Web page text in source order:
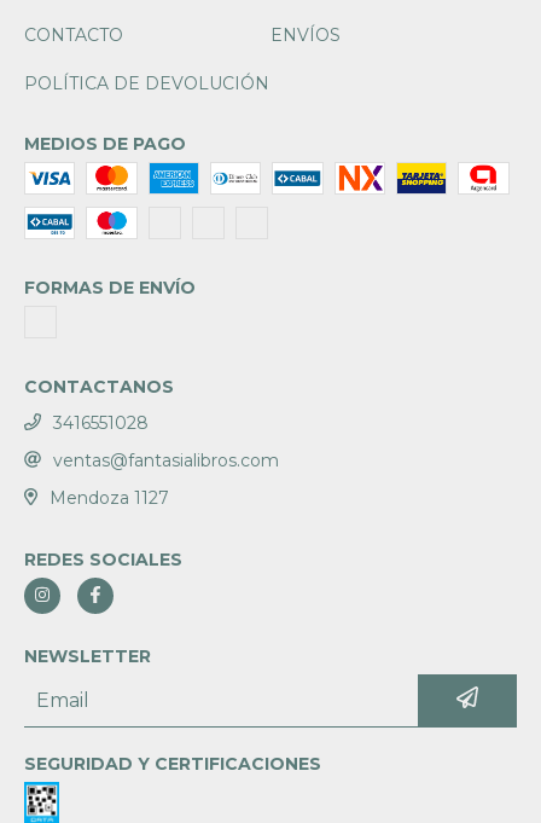
CONTACTO ENVÍOS
POLÍTICA DE DEVOLUCIÓN
MEDIOS DE PAGO
FORMAS DE ENVÍO
CONTACTANOS
3416551028
ventas@fantasialibros.com
Mendoza 1127
REDES SOCIALES
NEWSLETTER
SEGURIDAD Y CERTIFICACIONES